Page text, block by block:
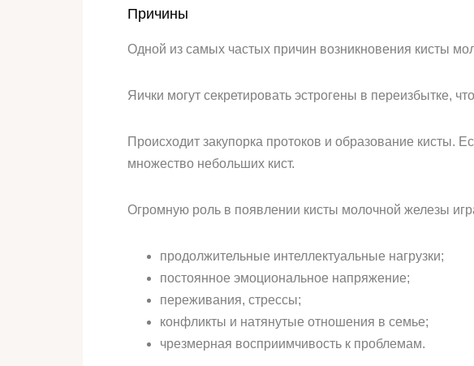
Причины
Одной из самых частых причин возникновения кисты
Яички могут секретировать эстрогены в переизбытке,
Происходит закупорка протоков и образование кисты.
множество небольших кист.
Огромную роль в появлении кисты молочной железы
продолжительные интеллектуальные нагрузки;
постоянное эмоциональное напряжение;
переживания, стрессы;
конфликты и натянутые отношения в семье;
чрезмерная восприимчивость к проблемам.